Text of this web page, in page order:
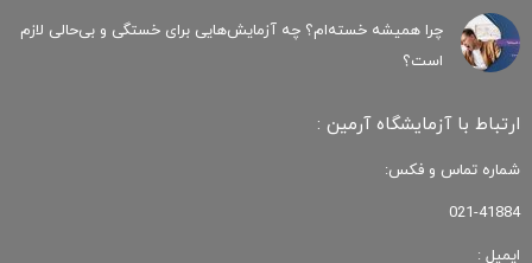
چرا همیشه خسته‌ام؟ چه آزمایش‌هایی برای خستگی و بی‌حالی لازم
است؟
ارتباط با آزمایشگاه آرمین :
شماره تماس و فکس:
021-41884
ایمیل :